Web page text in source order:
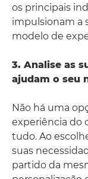
os principais
impulsionam a
modelo de
3. Analise as
ajudam o seu
Não há uma
experiência do
tudo. Ao
suas
partido da